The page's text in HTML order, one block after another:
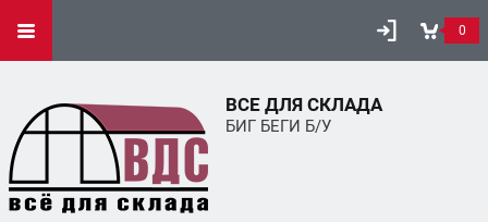
0
ВСЕ ДЛЯ СКЛАДА
БИГ БЕГИ Б/У